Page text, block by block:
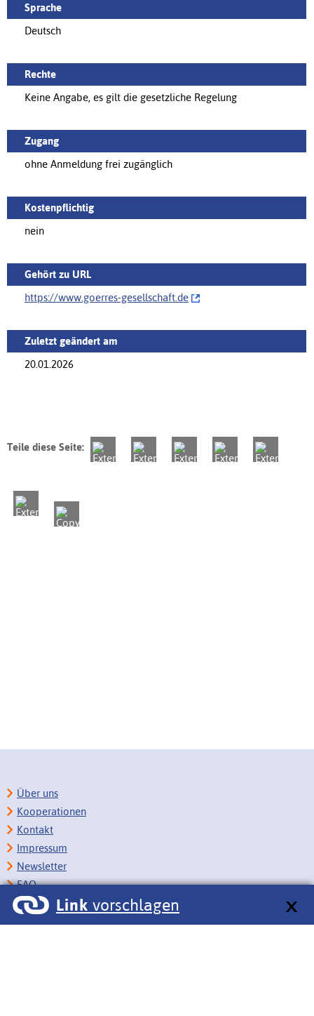
Sprache
Deutsch
Rechte
Keine Angabe, es gilt die gesetzliche Regelung
Zugang
ohne Anmeldung frei zugänglich
Kostenpflichtig
nein
Gehört zu URL
https://‌www.goerres-gesellschaft.de
Zuletzt geändert am
20.01.2026
Teile diese Seite:
Link vorschlagen
Über uns
Kooperationen
Kontakt
Impressum
Newsletter
FAQ
Copyright